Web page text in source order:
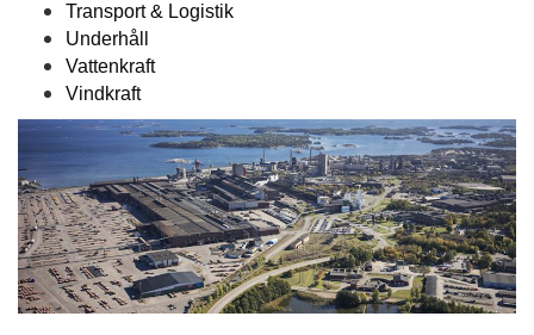
Transport & Logistik
Underhåll
Vattenkraft
Vindkraft